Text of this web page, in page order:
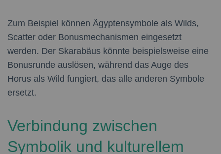
Zum Beispiel können Ägyptensymbole als Wilds,
Scatter oder Bonusmechanismen eingesetzt
werden. Der Skarabäus könnte beispielsweise eine
Bonusrunde auslösen, während das Auge des
Horus als Wild fungiert, das alle anderen Symbole
ersetzt.
Verbindung zwischen
Symbolik und kulturellem